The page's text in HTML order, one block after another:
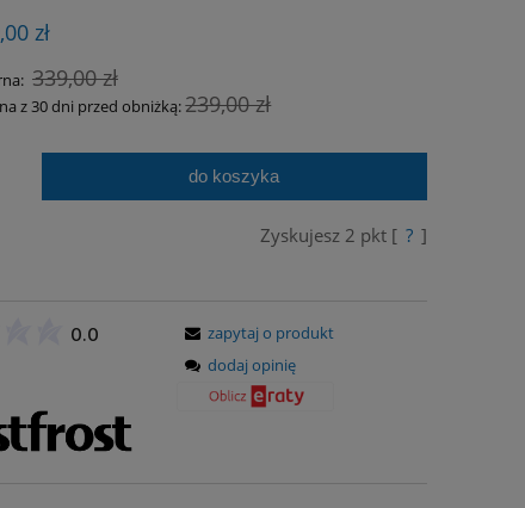
zł
339,00 zł
z 30 dni przed obniżką:239,00 zł
do koszyka
Zyskujesz 2 pkt [ ? ]
0.0
zapytaj o produkt
dodaj opinię